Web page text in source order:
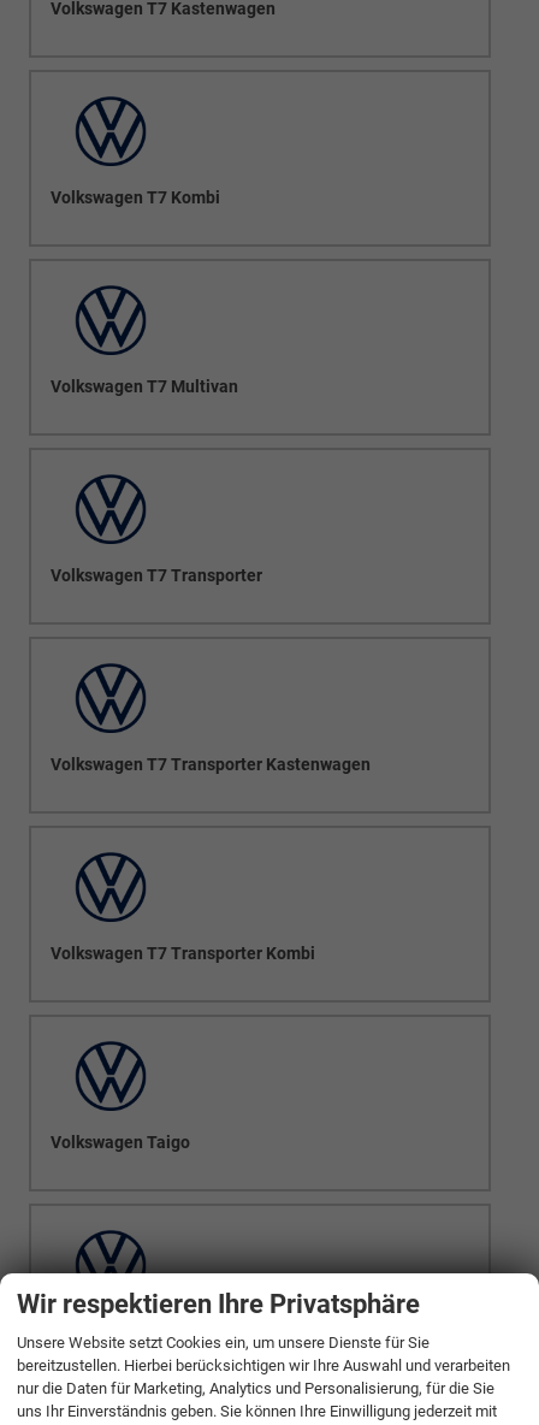
Volkswagen T7 Kastenwagen
Volkswagen T7 Kombi
Volkswagen T7 Multivan
Volkswagen T7 Transporter
Volkswagen T7 Transporter Kastenwagen
Volkswagen T7 Transporter Kombi
Volkswagen Taigo
Wir respektieren Ihre Privatsphäre
Unsere Website setzt Cookies ein, um unsere Dienste für Sie
bereitzustellen. Hierbei berücksichtigen wir Ihre Auswahl und verarbeiten
nur die Daten für Marketing, Analytics und Personalisierung, für die Sie
uns Ihr Einverständnis geben. Sie können Ihre Einwilligung jederzeit mit